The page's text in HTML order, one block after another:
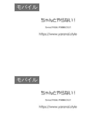
モバイル
モバイル